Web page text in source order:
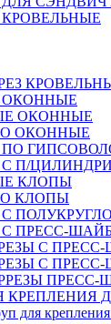
ОКОННЫЕ
ОКОННЫЕ
ОКОННЫЕ
П/
КЛОПЫ
КЛОПЫ
ПРЕСС-
С
С
для